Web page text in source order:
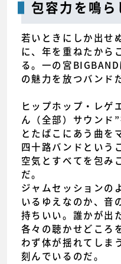
包容力を鳴ら
若いときにしか出せ
に、年を重ねたから
る。一の宮
の魅力を放つバンド
ヒップホップ・レゲ
ん（全部）サウンド
とたばこにあう曲を
四十路バンドという
空気とすべてを包み
だ。
ジャムセッションの
いるゆえなのか、音
持ちいい。誰かが出
各々の聴かせどころ
わず体が揺れてしま
刻んでいるのだ。